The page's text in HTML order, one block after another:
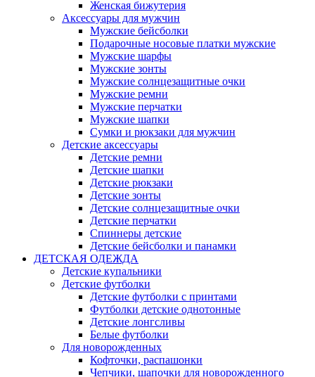
Женская бижутерия
Аксессуары для мужчин
Мужские бейсболки
Подарочные носовые платки мужские
Мужские шарфы
Мужские зонты
Мужские солнцезащитные очки
Мужские ремни
Мужские перчатки
Мужские шапки
Сумки и рюкзаки для мужчин
Детские аксессуары
Детские ремни
Детские шапки
Детские рюкзаки
Детские зонты
Детские солнцезащитные очки
Детские перчатки
Спиннеры детские
Детские бейсболки и панамки
ДЕТСКАЯ ОДЕЖДА
Детские купальники
Детские футболки
Детские футболки с принтами
Футболки детские однотонные
Детские лонгсливы
Белые футболки
Для новорожденных
Кофточки, распашонки
Чепчики, шапочки для новорожденного